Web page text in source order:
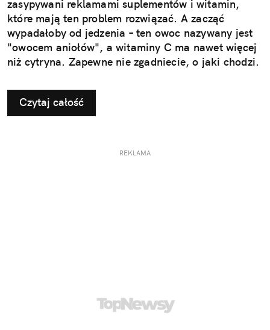
zasypywani reklamami suplementów i witamin,
które mają ten problem rozwiązać. A zacząć
wypadałoby od jedzenia – ten owoc nazywany jest
"owocem aniołów", a witaminy C ma nawet więcej
niż cytryna. Zapewne nie zgadniecie, o jaki chodzi.
Czytaj całość
REKLAMA